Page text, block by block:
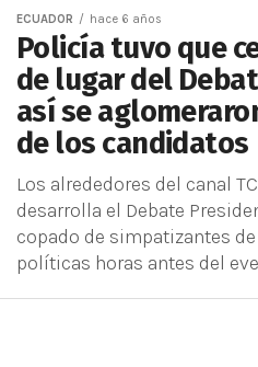
ECUADOR hace 6 años
Policía tuvo que
de lugar del
así se
de los candidatos
Los alrededores del canal
desarrolla el Debate
copado de simpatizantes
políticas horas antes del